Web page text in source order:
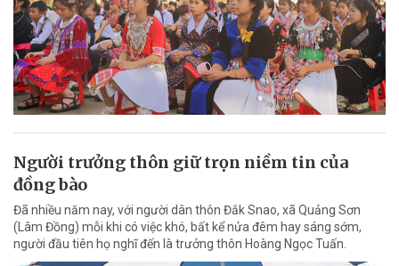
Người trưởng thôn giữ trọn niềm tin của
đồng bào
Đã nhiều năm nay, với người dân thôn Đắk Snao, xã Quảng Sơn
(Lâm Đồng) mỗi khi có việc khó, bất kể nửa đêm hay sáng sớm,
người đầu tiên họ nghĩ đến là trưởng thôn Hoàng Ngọc Tuấn.